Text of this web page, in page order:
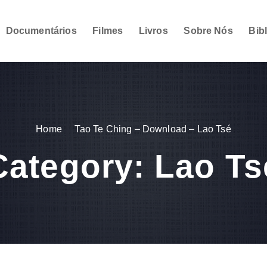
Documentários Filmes Livros Sobre Nós
Home Tao Te Ching – Download – Lao Tsé
Lao